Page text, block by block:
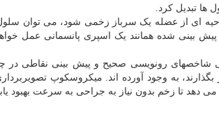
ها تبدیل کرد.
ای از عضله یک سرباز زخمی شود، می توان سلول
بینی شده همانند یک اسپری پانسمانی عمل
شاخصهای رونویسی صحیح و پیش بینی نقاطی
بگذارند، به وجود آورده اند. میکروسکوپ
می دهد تا زخم بدون نیاز به جراحی به سرعت بهبود